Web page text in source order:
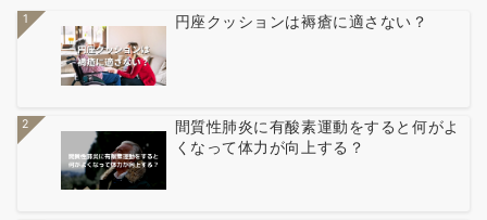
1 円座クッションは褥瘡に適さない？
2
間質性肺炎に有酸素運動をすると何がよ
くなって体力が向上する？